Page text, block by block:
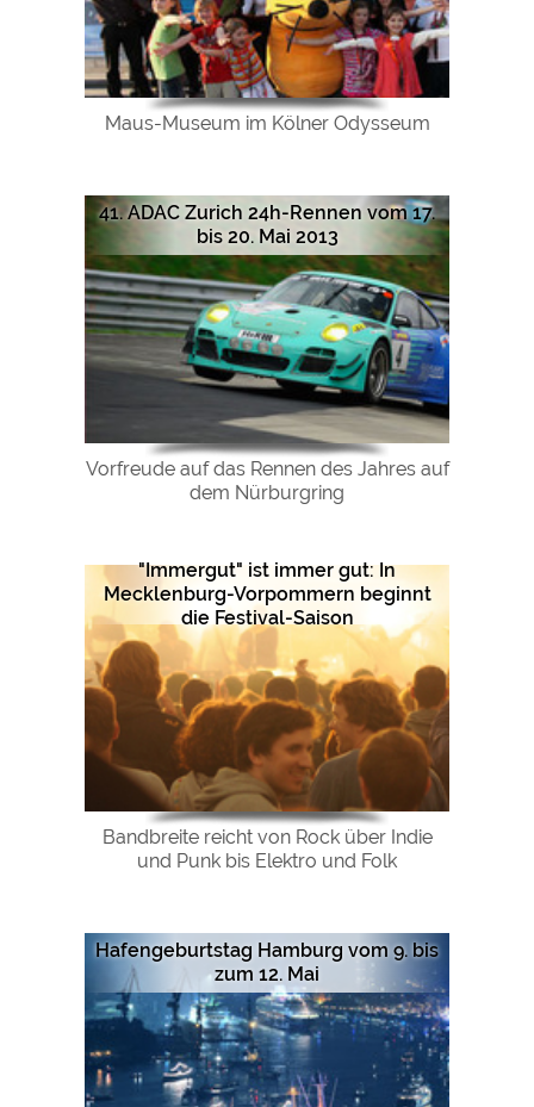
Maus-Museum im Kölner Odysseum
41. ADAC Zurich 24h-Rennen vom 17.
bis 20. Mai 2013
Vorfreude auf das Rennen des Jahres auf
dem Nürburgring
"Immergut" ist immer gut: In
Mecklenburg-Vorpommern beginnt
die Festival-Saison
Bandbreite reicht von Rock über Indie
und Punk bis Elektro und Folk
Hafengeburtstag Hamburg vom 9. bis
zum 12. Mai